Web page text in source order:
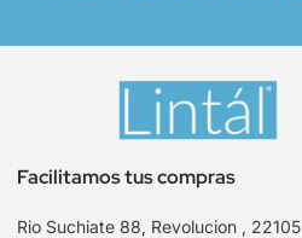
Facilitamos tus compras
Rio Suchiate 88, Revolucion ,